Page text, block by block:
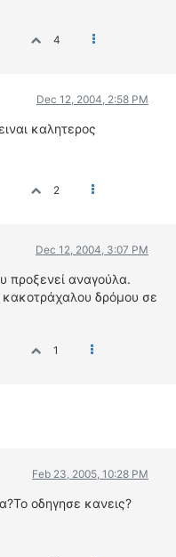
4
Dec 12, 2004, 2:58 PM
καλητερος
2
Dec 12, 2004, 3:07 PM
προξενεί αναγούλα.
δρόμου σε
1
Feb 23, 2005, 10:28 PM
οδηγησε κανεις?